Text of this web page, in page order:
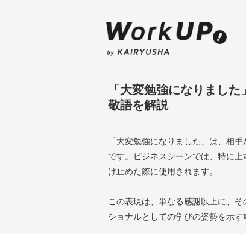
「大変勉強になりまし
敬語を解説
「大変勉強になりました」は、相
です。ビジネスシーンでは、特に
け止めた際に使用されます。
この表現は、単なる感謝以上に、
ショナルとしての学びの姿勢を示す